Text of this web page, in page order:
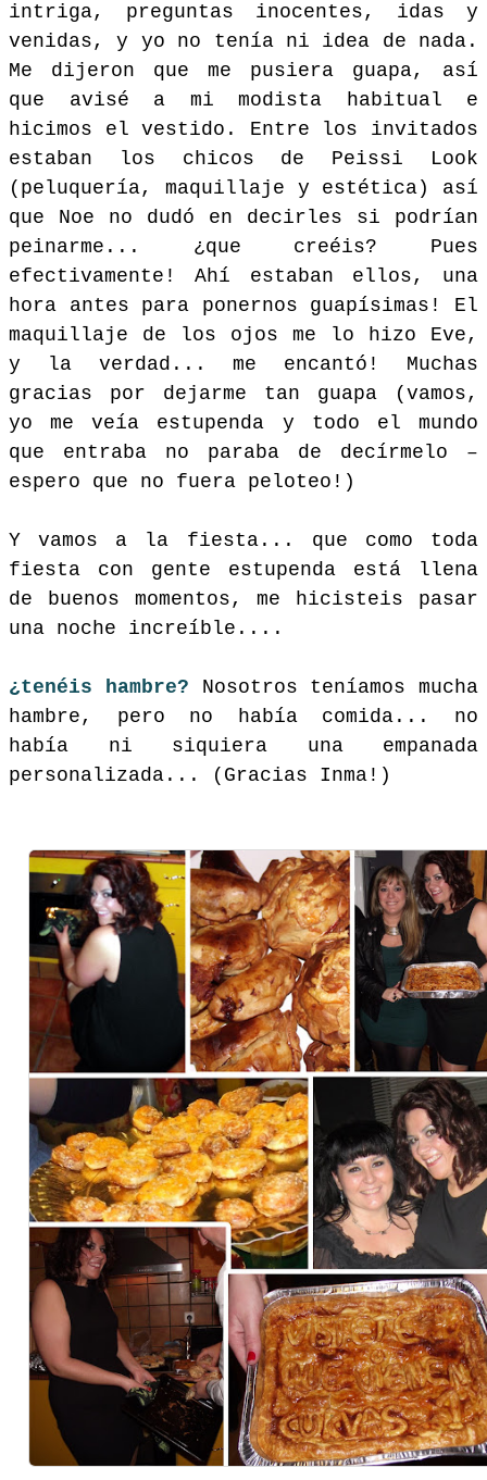
intriga, preguntas inocentes, idas y
venidas, y yo no tenía ni idea de nada.
Me dijeron que me pusiera guapa, así
que avisé a mi modista habitual e
hicimos el vestido. Entre los invitados
estaban los chicos de Peissi Look
(peluquería, maquillaje y estética) así
que Noe no dudó en decirles si podrían
peinarme... ¿que creéis? Pues
efectivamente! Ahí estaban ellos, una
hora antes para ponernos guapísimas! El
maquillaje de los ojos me lo hizo Eve,
y la verdad... me encantó! Muchas
gracias por dejarme tan guapa (vamos,
yo me veía estupenda y todo el mundo
que entraba no paraba de decírmelo –
espero que no fuera peloteo!)
Y vamos a la fiesta... que como toda
fiesta con gente estupenda está llena
de buenos momentos, me hicisteis pasar
una noche increíble....
¿tenéis hambre? Nosotros teníamos mucha
hambre, pero no había comida... no
había ni siquiera una empanada
personalizada... (Gracias Inma!)